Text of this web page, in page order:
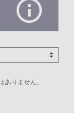
りません。